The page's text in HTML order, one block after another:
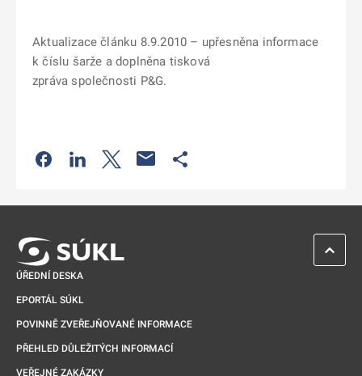
Aktualizace článku 8.9.2010 – upřesněna informace
k číslu šarže a doplněna tisková
zpráva společnosti P&G.
Odkaz se otevře na nové kartě
Odkaz se otevře na nové kartě
Odkaz se otevře na nové kartě
ÚŘEDNÍ DESKA
EPORTÁL SÚKL
POVINNĚ ZVEŘEJŇOVANÉ INFORMACE
PŘEHLED DŮLEŽITÝCH INFORMACÍ
VEŘEJNÉ ZAKÁZKY
ZPĚT